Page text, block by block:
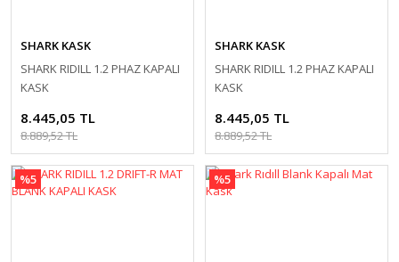
SHARK KASK
SHARK RIDILL 1.2 PHAZ KAPALI
KASK
8.445,05 TL
8.889,52 TL
SHARK KASK
SHARK RIDILL 1.2 PHAZ KAPALI
KASK
8.445,05 TL
8.889,52 TL
%5 %5